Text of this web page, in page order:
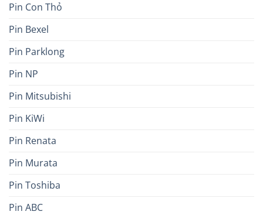
Pin Con Thỏ
Pin Bexel
Pin Parklong
Pin NP
Pin Mitsubishi
Pin KiWi
Pin Renata
Pin Murata
Pin Toshiba
Pin ABC